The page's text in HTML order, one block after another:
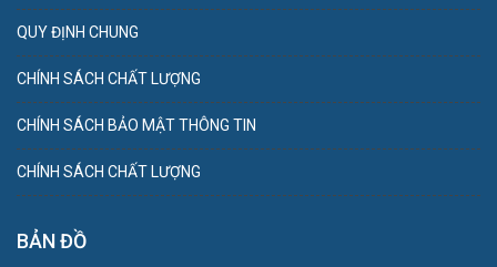
QUY ĐỊNH CHUNG
CHÍNH SÁCH CHẤT LƯỢNG
CHÍNH SÁCH BẢO MẬT THÔNG TIN
CHÍNH SÁCH CHẤT LƯỢNG
BẢN ĐỒ